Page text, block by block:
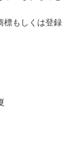
標もしくは登録